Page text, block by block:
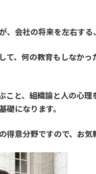
、会社の将来を左右する
て、何の教育もしなか
こと、組織論と人の心
礎になります。
得意分野ですので、お気